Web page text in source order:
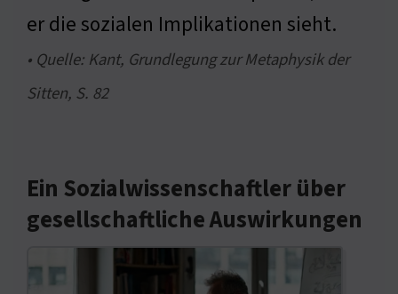
er die sozialen Implikationen sieht.
• Quelle: Kant, Grundlegung zur Metaphysik der
Sitten, S. 82
Ein Sozialwissenschaftler über
gesellschaftliche Auswirkungen